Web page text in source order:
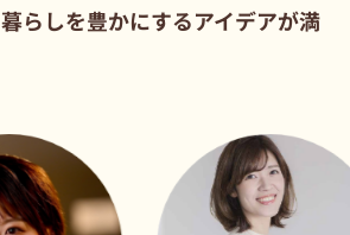
暮らしを豊かにするアイデアが満